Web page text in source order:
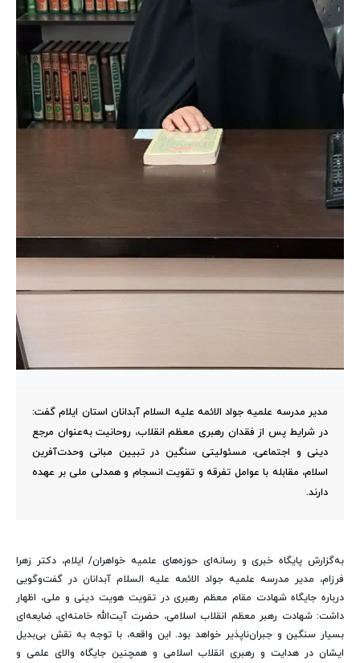
مدیر مدرسه علمیه جواد الائمه علیه السلام آبدانان استان ایلام گفت:
در شرایط پس از فقدان رهبری معظم انقلاب، روحانیت به‌عنوان مرجع
دینی و اجتماعی، مسئولیتی سنگین در تبیین مبانی وحدت‌آفرین
اسلام، مقابله با عوامل تفرقه و تقویت انسجام و همدلی ملی بر عهده
دارند.
به‌گزارش پایگاه خبری و رسانه‌ای حوزه‌های علمیه خواهران/ ایلام، دکتر زهرا
فرزام، مدیر مدرسه علمیه جواد الائمه علیه السلام آبدانان در گفت‌وگویی
درباره جایگاه شهادت مقام معظم رهبری در تقویت هویت دینی و ملی، اظهار
داشت: شهادت رهبر معظم انقلاب اسلامی، حضرت آیت‌الله خامنه‌ای، ضایعه‌ای
بسیار سنگین و جبران‌ناپذیر خواهد بود. این واقعه، با توجه به نقش بی‌بدیل
ایشان در هدایت و رهبری انقلاب اسلامی و همچنین جایگاه والای علمی و